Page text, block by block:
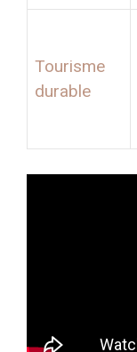
Tourisme
durable